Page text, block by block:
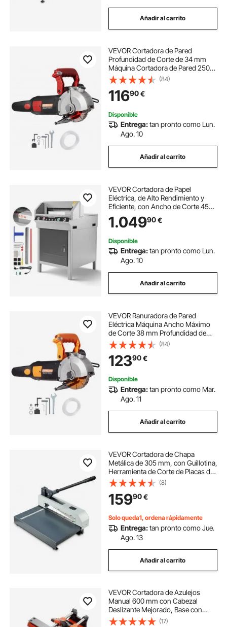
Añadir al carrito
VEVOR Cortadora de Pared
Profundidad de Corte de 34 mm
Máquina Cortadora de Pared 2500
W Ancho de Corte de 38 mm
Ranuradora de Pared con 5 Hojas
de Sierra Diámetro de 160 mm con
Rayos Infrarrojos
(84)
11690€
Disponible
Entrega:tan pronto como Lun.
Ago. 10
Añadir al carrito
VEVOR Cortadora de Papel
Eléctrica, de Alto Rendimiento y
Eficiente, con Ancho de Corte 45
cm y Grosor de Corte 4 cm, Incluye
Función Infrarroja, Cuchilla de
mm
1.04990€
Disponible
Entrega:tan pronto como Lun.
Ago. 10
Añadir al carrito
VEVOR Ranuradora de Pared
Eléctrica Máquina Ancho Máximo
de Corte 38 mm Profundidad de
Corte de Ranura 41 mm Ranuradora
de Pared de 2500 W Máquina
Cortadora de Pared con Bomba de
Agua
(84)
12390€
Disponible
Entrega:tan pronto como Mar.
Ago. 11
Añadir al carrito
VEVOR Cortadora de Chapa
Metálica de 305 mm, con Guillotina,
Herramienta de Corte de Placas de
Metal con Marco de Acero, para
Cortar PCB, Aluminio, Acero,
Cobre y Plástico, para Taller y Obra
(8)
15990€
Solo queda1, ordena rápidamente
Entrega:tan pronto como Jue.
Ago. 13
Añadir al carrito
VEVOR Cortadora de Azulejos
Manual 600 mm con Cabezal
Deslizante Mejorado, Base con
Resorte, Guía de Alineación, Corte
(17)